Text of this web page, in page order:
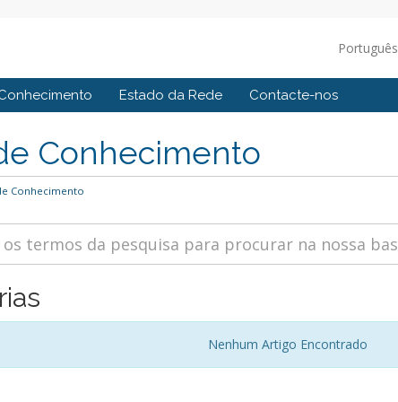
Português
Estado da Rede Contacte-nos
Conhecimento
Conhecimento
Nenhum Artigo Encontrado